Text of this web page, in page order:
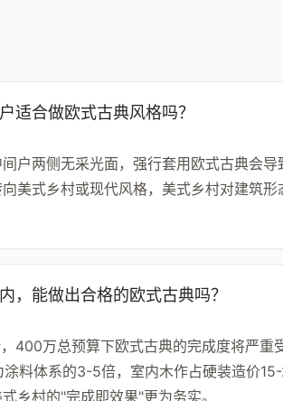
适合做欧式古典风格吗？
户两侧无采光面，强行套用欧式古典会导
美式乡村或现代风格，美式乡村对建筑
，能做出合格的欧式古典吗？
400万总预算下欧式古典的完成度将严重
涂料体系的3-5倍，室内木作占硬装造价
乡村的"完成即效果"更为务实。